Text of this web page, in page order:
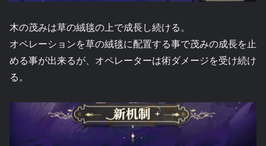
木の茂みは草の絨毯の上で成長し続ける。
オペレーションを草の絨毯に配置する事で茂みの成長を止
める事が出来るが、オペレーターは術ダメージを受け続け
る。